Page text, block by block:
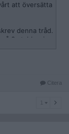
att översätta
denna tråd.
2s tabbar jag
Citera